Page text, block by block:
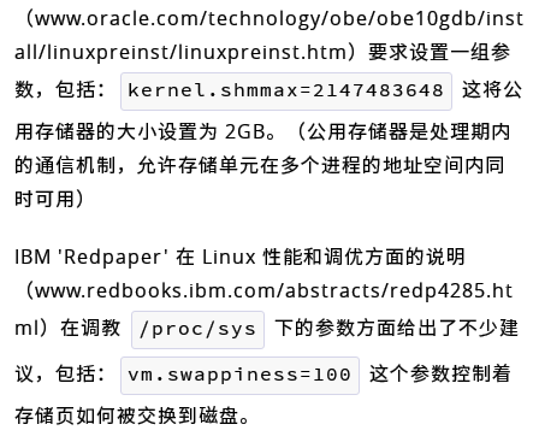
（www.oracle.com/technology/obe/obe10gdb/inst
all/linuxpreinst/linuxpreinst.htm）要求设置一组参
数，包括：
kernel.shmmax=2147483648
这将公
用存储器的大小设置为 2GB。（公用存储器是处理期内
的通信机制，允许存储单元在多个进程的地址空间内同
时可用）
IBM 'Redpaper' 在 Linux 性能和调优方面的说明
（www.redbooks.ibm.com/abstracts/redp4285.ht
ml）在调教
/proc/sys
下的参数方面给出了不少建
议，包括：
vm.swappiness=100
这个参数控制着
存储页如何被交换到磁盘。